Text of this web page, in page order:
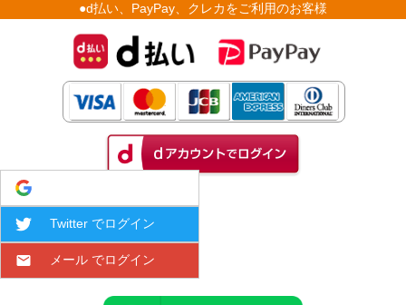
●d払い、PayPay、クレカをご利用のお客様
Twitter でログイン
メール でログイン